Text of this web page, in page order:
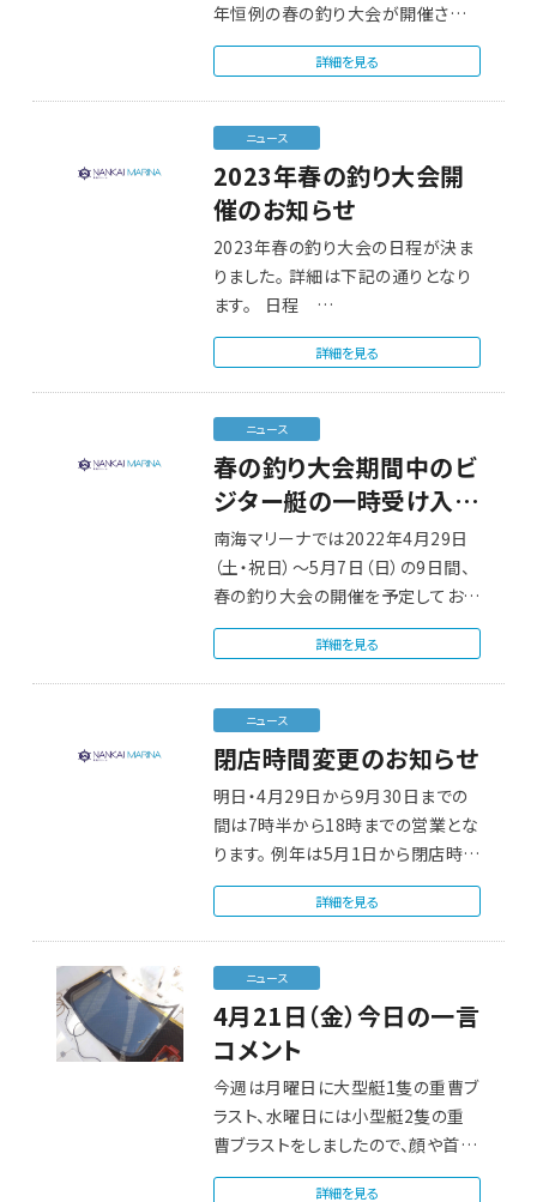
年恒例の春の釣り大会が開催され、
開催期…
詳細を見る
ニュース
2023年春の釣り大会開
催のお知らせ
2023年春の釣り大会の日程が決ま
りました。 詳細は下記の通りとなり
ます。 日程 …
詳細を見る
ニュース
春の釣り大会期間中のビ
ジター艇の一時受け入れ
中止のお知らせ
南海マリーナでは2022年4月29日
（土・祝日）～5月7日（日）の9日間、
春の釣り大会の開催を予定しており
ます…
詳細を見る
ニュース
閉店時間変更のお知らせ
明日・4月29日から9月30日までの
間は7時半から18時までの営業とな
ります。 例年は5月1日から閉店時…
詳細を見る
ニュース
4月21日（金）今日の一言
コメント
今週は月曜日に大型艇1隻の重曹ブ
ラスト、水曜日には小型艇2隻の重
曹ブラストをしましたので、顔や首が
強いアルカリ…
詳細を見る